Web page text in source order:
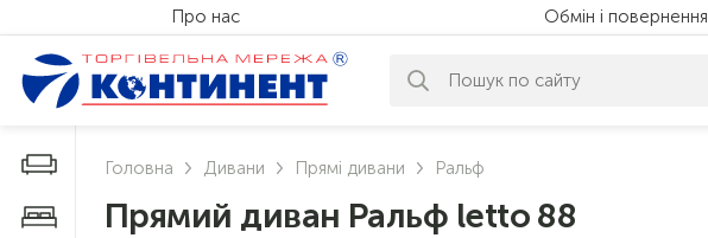
Про нас Обмін і повернення
Дивани і крісла
Меблі у спальню
Головна Дивани Прямі дивани Ральф
Прямий диван Ральф letto 88